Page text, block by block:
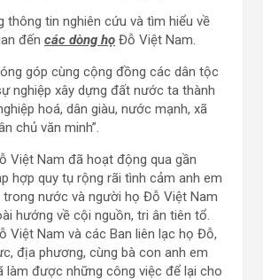
thông tin nghiên cứu và tìm hiểu về
đến các dòng họ Đỗ Việt Nam.
góp cùng cộng đồng các dân tộc
nghiệp xây dựng đất nước ta thành
hoá, dân giàu, nước mạnh, xã
chủ văn minh”.
Việt Nam đã hoạt động qua gần
hợp quy tụ rộng rãi tình cảm anh em
nước và người họ Đỗ Việt Nam
hướng về cội nguồn, tri ân tiên tổ.
Việt Nam và các Ban liên lạc họ Đỗ,
địa phương, cùng bà con anh em
làm được những công việc để lại cho